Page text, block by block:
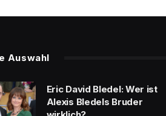
Auswahl
Eric David Bledel: Wer ist
Alexis Bledels Bruder